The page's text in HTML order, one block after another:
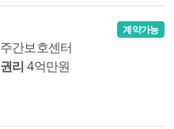
주간보호센터
권리 4억만원
계약가능